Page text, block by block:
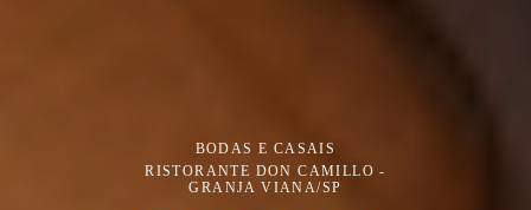
BODAS E CASAIS
RISTORANTE DON CAMILLO -
GRANJA VIANA/SP